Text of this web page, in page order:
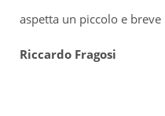
aspetta un piccolo e
Riccardo Fragosi